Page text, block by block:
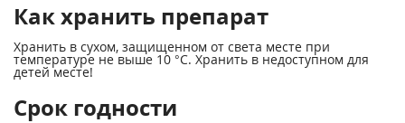
Как хранить препарат
Хранить в сухом, защищенном от света месте при
температуре не выше 10 °С. Хранить в недоступном для
детей месте!
Срок годности